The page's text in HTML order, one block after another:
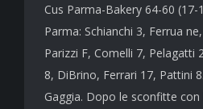
Cus Parma-Bakery 64-60 (17-
Parma: Schianchi 3, Ferrua
Parizzi F, Comelli 7, Pelagatti
8, DiBrino, Ferrari 17, Pattini
Gaggia. Dopo le sconfitte